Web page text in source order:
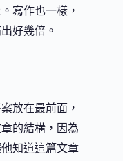
寫作也一樣，
好幾倍。
放在最前面，
的結構，因為
知道這篇文章